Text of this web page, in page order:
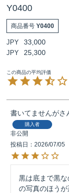
Y0400
商品番号 Y0400
33,000
25,300
書いてませんが
購入者
非公開
投稿日
2026/07/05
黒は底まで黒
の写真のほうが